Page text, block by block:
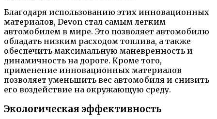
Благодаря использованию этих инновационных
материалов, Devon стал самым легким
автомобилем в мире. Это позволяет автомобилю
обладать низким расходом топлива, а также
обеспечить максимальную маневренность и
динамичность на дороге. Кроме того,
применение инновационных материалов
позволяет уменьшить вес автомобиля и снизить
его воздействие на окружающую среду.
Экологическая эффективность